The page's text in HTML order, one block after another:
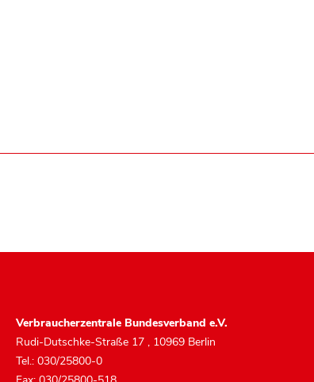
Verbraucherzentrale Bundesverband e.V.
Rudi-Dutschke-Straße 17 , 10969 Berlin
Tel.: 030/25800-0